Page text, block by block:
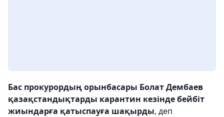
Бас прокурордың орынбасары Болат Дембаев
қазақстандықтарды карантин кезінде бейбіт
жиындарға қатыспауға шақырды, деп